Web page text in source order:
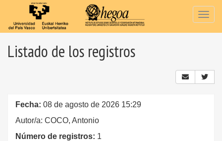
Listado de los registros
Fecha: 08 de agosto de 2026 15:29
Autor/a: COCO, Antonio
Número de registros: 1